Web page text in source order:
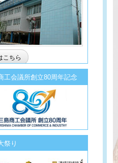
こちら
工会議所創立80周年記念
祭り